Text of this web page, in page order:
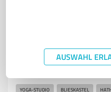
AUSWAHL
Yoga-Studio in
YOGA-STUDIO BLIESKASTEL